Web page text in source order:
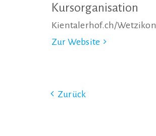
Kursorganisation
Kientalerhof.ch/Wetzikon
Zur Website
Zurück